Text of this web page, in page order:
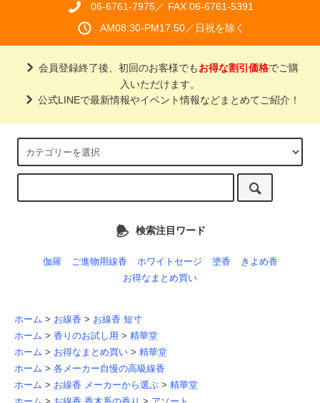
06-6761-7975／ FAX 06-6761-5391
AM08:30-PM17:50／日祝を除く
会員登録終了後、初回のお客様でもお得な割引価格でご購
入いただけます。
公式LINEで最新情報やイベント情報などまとめてご紹介！
検索注目ワード
伽羅 ご進物用線香 ホワイトセージ 塗香
きよめ香
お得なまとめ買い
ホーム > お線香 > お線香 短寸
ホーム > 香りのお試し用 > 精華堂
ホーム > お得なまとめ買い > 精華堂
ホーム > 各メーカー自慢の高級線香
ホーム > お線香 メーカーから選ぶ > 精華堂